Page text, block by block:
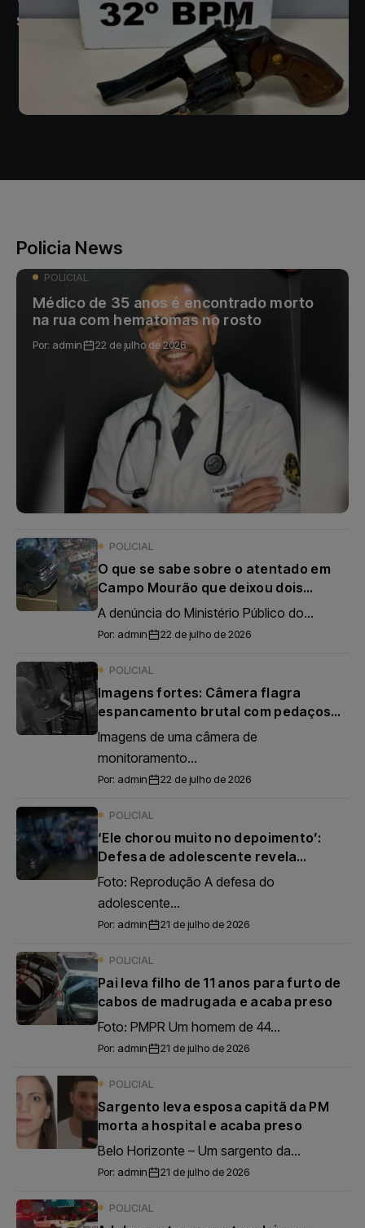
s
Policia News
POLICIAL
Médico de 35 anos é encontrado morto
na rua com hematomas no rosto
Por: admin 22 de julho de 2026
POLICIAL
O que se sabe sobre o atentado em
Campo Mourão que deixou dois
mortos e
A denúncia do Ministério Público do...
Por: admin 22 de julho de 2026
POLICIAL
Imagens fortes: Câmera flagra
espancamento brutal com pedaços
de madeira em conveniência no
Paraná
Imagens de uma câmera de
monitoramento...
Por: admin 22 de julho de 2026
POLICIAL
‘Ele chorou muito no depoimento’:
Defesa de adolescente revela
detalhes inéditos sobre atentado que
matou
Foto: Reprodução A defesa do
adolescente...
Por: admin 21 de julho de 2026
POLICIAL
Pai leva filho de 11 anos para furto de
cabos de madrugada e acaba preso
Foto: PMPR Um homem de 44...
Por: admin 21 de julho de 2026
POLICIAL
Sargento leva esposa capitã da PM
morta a hospital e acaba preso
Belo Horizonte – Um sargento da...
Por: admin 21 de julho de 2026
POLICIAL